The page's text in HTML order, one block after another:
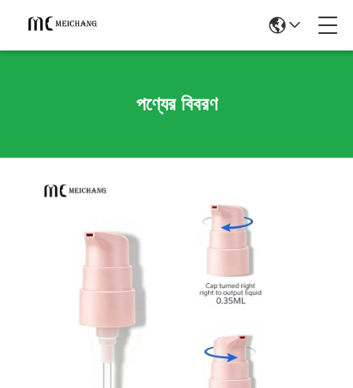
পণ্যের বিবরণ